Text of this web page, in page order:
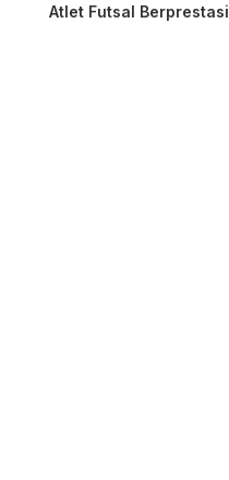
Atlet Futsal Berprestasi